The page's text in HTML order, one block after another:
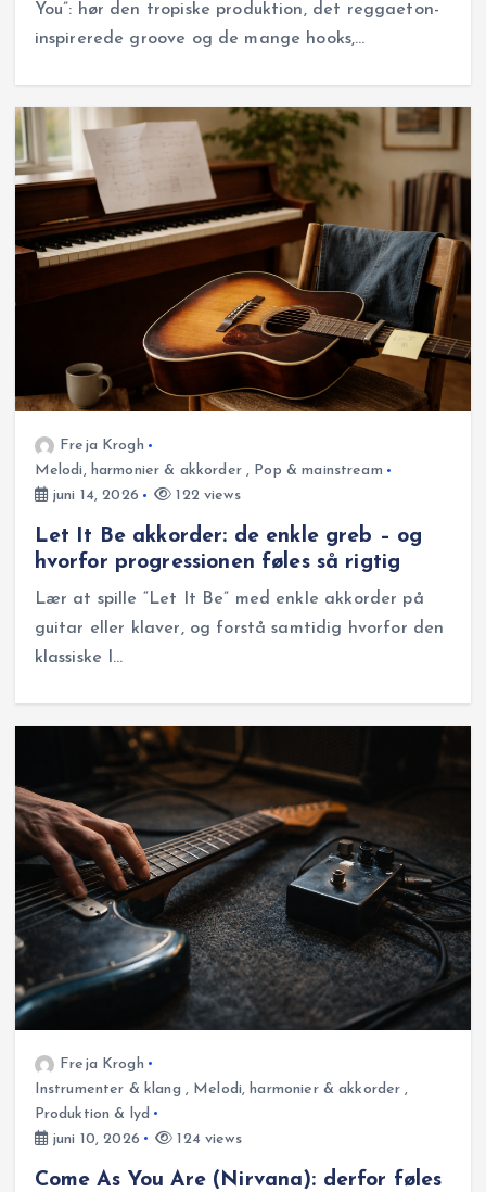
You”: hør den tropiske produktion, det reggaeton-
inspirerede groove og de mange hooks,…
Freja Krogh
Melodi, harmonier & akkorder, Pop & mainstream
juni 14, 2026
122 views
Let It Be akkorder: de enkle greb – og
hvorfor progressionen føles så rigtig
Lær at spille “Let It Be” med enkle akkorder på
guitar eller klaver, og forstå samtidig hvorfor den
klassiske I…
Freja Krogh
Instrumenter & klang , Melodi, harmonier & akkorder ,
Produktion & lyd
juni 10, 2026
124 views
Come As You Are (Nirvana): derfor føles